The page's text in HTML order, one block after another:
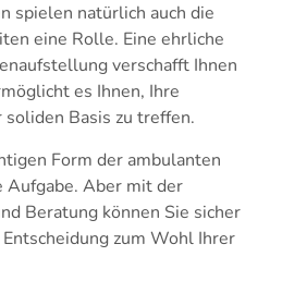
spielen natürlich auch die
eine Rolle. Eine ehrliche
verschafft Ihnen
es Ihnen, Ihre
soliden Basis zu treffen.
Form der ambulanten
Aufgabe. Aber mit der
Beratung können Sie sicher
zum Wohl Ihrer